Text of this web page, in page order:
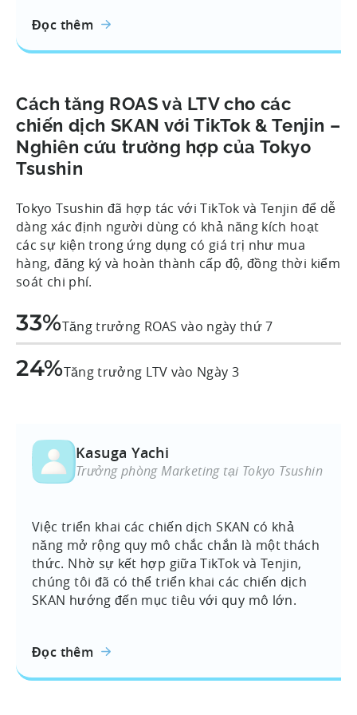
Đọc thêm
Cách tăng ROAS và LTV cho các
chiến dịch SKAN với TikTok & Tenjin –
Nghiên cứu trường hợp của Tokyo
Tsushin
Tokyo Tsushin đã hợp tác với TikTok và Tenjin để dễ
dàng xác định người dùng có khả năng kích hoạt
các sự kiện trong ứng dụng có giá trị như mua
hàng, đăng ký và hoàn thành cấp độ, đồng thời kiểm
soát chi phí.
33%Tăng trưởng ROAS vào ngày thứ 7
24%Tăng trưởng LTV vào Ngày 3
Kasuga Yachi
Trưởng phòng Marketing tại Tokyo Tsushin
Việc triển khai các chiến dịch SKAN có khả
năng mở rộng quy mô chắc chắn là một thách
thức. Nhờ sự kết hợp giữa TikTok và Tenjin,
chúng tôi đã có thể triển khai các chiến dịch
SKAN hướng đến mục tiêu với quy mô lớn.
Đọc thêm